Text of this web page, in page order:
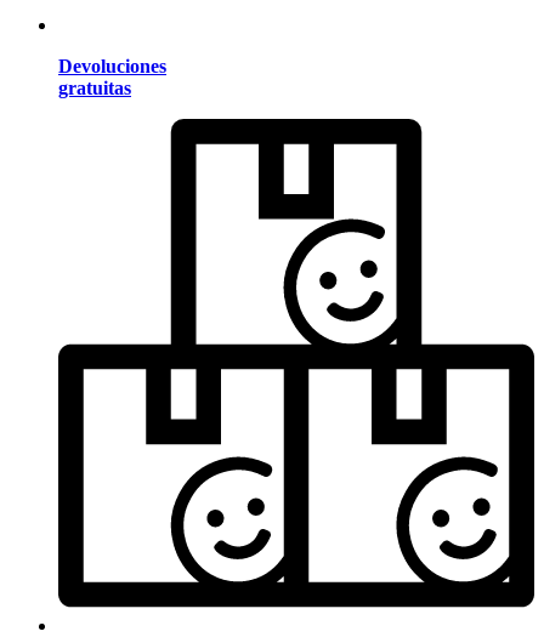
Devoluciones
gratuitas